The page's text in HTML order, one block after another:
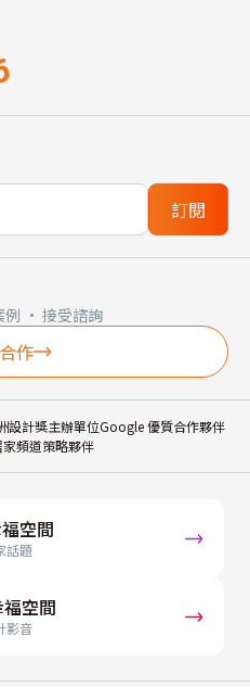
訂閱
例 · 接受諮詢
作
設計獎主辦單位Google 優質合作夥伴
頻道策略夥伴
空間
話題
空間
影音